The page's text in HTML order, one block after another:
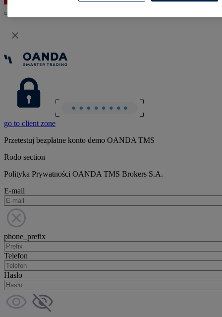
go to client zone
Przetestuj bezpłatne konto demo OANDA TMS
Rodo section
Polityka Prywatności OANDA TMS Brokers S.A.
E-mail
phone_prefix
Telefon
Hasło